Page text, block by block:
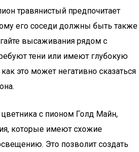
травянистый предпочитает
его соседи должны быть также
высаживания рядом с
тени или имеют глубокую
это может негативно сказаться
с пионом Голд Майн,
которые имеют схожие
Это позволит создать